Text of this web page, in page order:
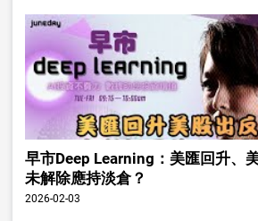
早市Deep Learning：美匯回升、
未解除應持淡倉？
2026-02-03